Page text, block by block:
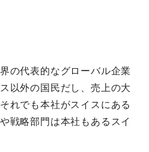
の代表的なグローバル企業
以外の国民だし、売上の大
れでも本社がスイスにある
戦略部門は本社もあるスイ